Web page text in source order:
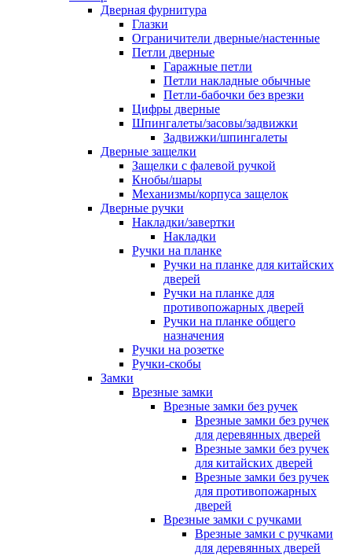
Дверная фурнитура
Глазки
Ограничители дверные/настенные
Петли дверные
Гаражные петли
Петли накладные обычные
Петли-бабочки без врезки
Цифры дверные
Шпингалеты/засовы/задвижки
Задвижки/шпингалеты
Дверные защелки
Защелки с фалевой ручкой
Кнобы/шары
Механизмы/корпуса защелок
Дверные ручки
Накладки/завертки
Накладки
Ручки на планке
Ручки на планке для китайских
дверей
Ручки на планке для
противопожарных дверей
Ручки на планке общего
назначения
Ручки на розетке
Ручки-скобы
Замки
Врезные замки
Врезные замки без ручек
Врезные замки без ручек
для деревянных дверей
Врезные замки без ручек
для китайских дверей
Врезные замки без ручек
для противопожарных
дверей
Врезные замки с ручками
Врезные замки с ручками
для деревянных дверей